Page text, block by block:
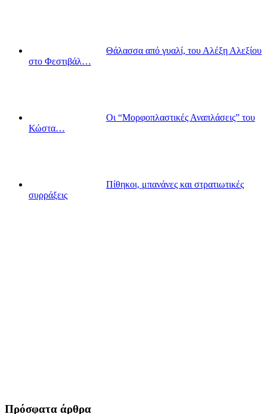
Θάλασσα από γυαλί, του Αλέξη Αλεξίου
στο Φεστιβάλ…
Οι “Μορφοπλαστικές Αναπλάσεις” του
Κώστα…
Πίθηκοι, μπανάνες και στρατιωτικές
συρράξεις
Πρόσφατα άρθρα